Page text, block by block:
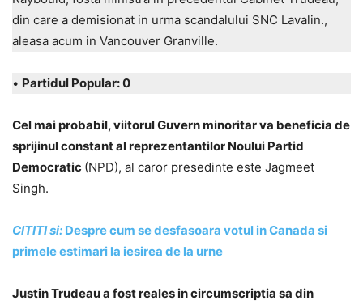
din care a demisionat in urma scandalului SNC Lavalin.,
aleasa acum in Vancouver Granville.
• Partidul Popular: 0
Cel mai probabil, viitorul Guvern minoritar va beneficia de
sprijinul constant al reprezentantilor Noului Partid
Democratic (NPD), al caror presedinte este Jagmeet
Singh.
CITITI si: Despre cum se desfasoara votul in Canada si
primele estimari la iesirea de la urne
Justin Trudeau a fost reales in circumscriptia sa din